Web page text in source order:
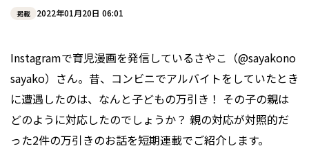
掲載 2022年01月20日 06:01
Instagramで育児漫画を発信しているさやこ（@sayakono
sayako）さん。昔、コンビニでアルバイトをしていたとき
に遭遇したのは、なんと子どもの万引き！ その子の親は
どのように対応したのでしょうか？ 親の対応が対照的だ
った2件の万引きのお話を短期連載でご紹介します。